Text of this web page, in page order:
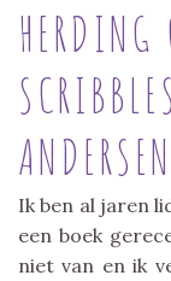
HERDING
ANDERSEN
Ik ben al jaren
een boek
niet van en ik